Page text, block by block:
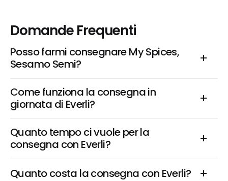
Domande Frequenti
Posso farmi consegnare My Spices,
Sesamo Semi?
Come funziona la consegna in
giornata di Everli?
Quanto tempo ci vuole per la
consegna con Everli?
Quanto costa la consegna con Everli?